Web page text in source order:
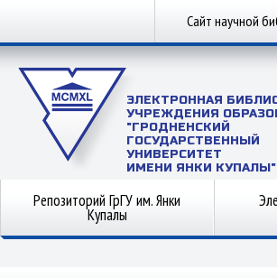
Сайт научной
ЭЛЕКТРОННАЯ
УЧРЕЖДЕНИЯ
"ГРОДНЕНСКИЙ
ГОСУДАРСТВЕННЫЙ
УНИВЕРСИТЕТ
ИМЕНИ ЯНКИ КУПАЛЫ"
Репозиторий ГрГУ им. Янки
Купалы